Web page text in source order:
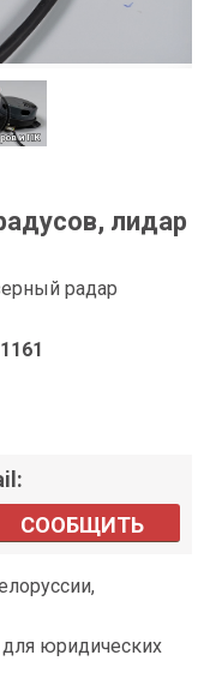
лидар
радар
СООБЩИТЬ
юридических